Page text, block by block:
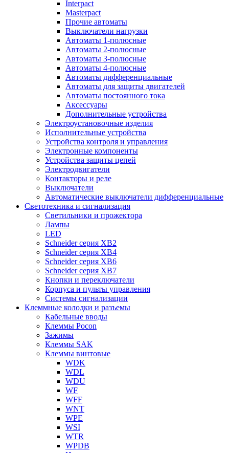
Interpact
Masterpact
Прочие автоматы
Выключатели нагрузки
Автоматы 1-полюсные
Автоматы 2-полюсные
Автоматы 3-полюсные
Автоматы 4-полюсные
Автоматы дифференциальные
Автоматы для защиты двигателей
Автоматы постоянного тока
Аксессуары
Дополнительные устройства
Электроустановочные изделия
Исполнительные устройства
Устройства контроля и управления
Электронные компоненты
Устройства защиты цепей
Электродвигатели
Контакторы и реле
Выключатели
Автоматические выключатели дифференциальные
Светотехника и сигнализация
Светильники и прожектора
Лампы
LED
Schneider серия XB2
Schneider серия XB4
Schneider серия XB6
Schneider серия XB7
Кнопки и переключатели
Корпуса и пульты управления
Системы сигнализации
Клеммные колодки и разъемы
Кабельные вводы
Клеммы Pocon
Зажимы
Клеммы SAK
Клеммы винтовые
WDK
WDL
WDU
WF
WFF
WNT
WPE
WSI
WTR
WPDB